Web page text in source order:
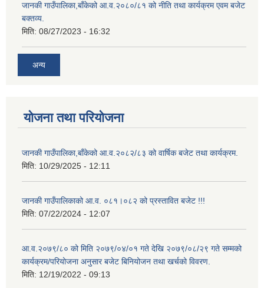
जानकी गाउँपालिका,बाँकेको आ.व.२०८०/८१ को नीति तथा कार्यक्रम एवम बजेट
बक्तव्य.
मिति: 08/27/2023 - 16:32
अन्य
योजना तथा परियोजना
जानकी गाउँपालिका,बाँकेको आ.व.२०८२/८३ को वार्षिक बजेट तथा कार्यक्रम.
मिति: 10/29/2025 - 12:11
जानकी गाउँपालिकाको आ.व. ०८१।०८२ को प्रस्तावित बजेट !!!
मिति: 07/22/2024 - 12:07
आ.व.२०७९/८० को मिति २०७९/०४/०१ गते देखि २०७९/०८/२९ गते सम्मको
कार्यक्रम/परियोजना अनुसार बजेट बिनियोजन तथा खर्चको विवरण.
मिति: 12/19/2022 - 09:13